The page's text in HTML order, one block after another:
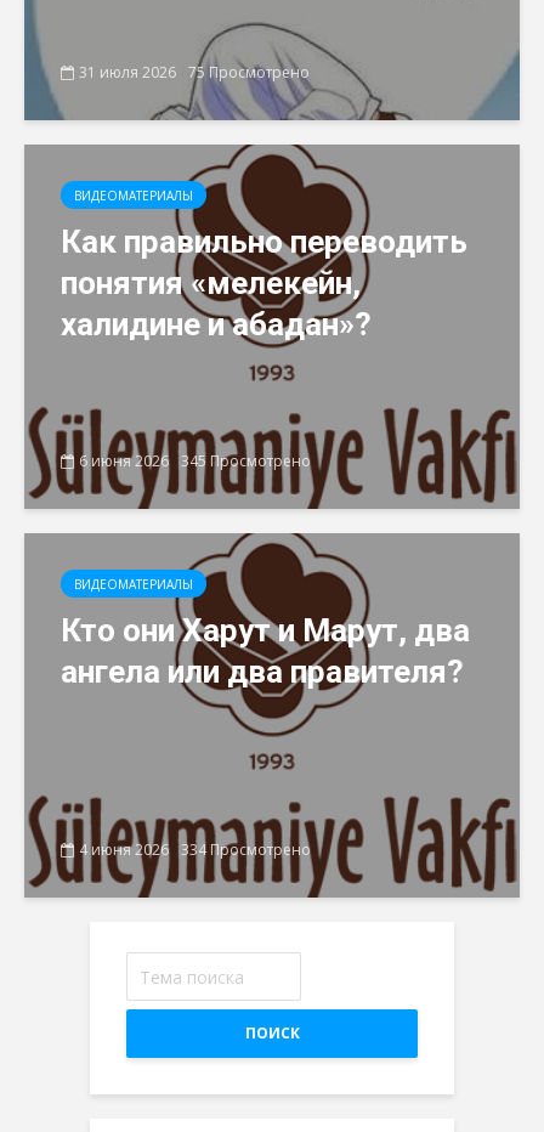
31 июля 2026 75 Просмотрено
ВИДЕОМАТЕРИАЛЫ
Как правильно переводить
понятия «мелекейн,
халидине и абадан»?
6 июня 2026 345 Просмотрено
ВИДЕОМАТЕРИАЛЫ
Кто они Харут и Марут, два
ангела или два правителя?
4 июня 2026 334 Просмотрено
ПОИСК